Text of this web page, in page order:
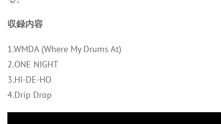
収録内容
1.WMDA (Where My Drums At)
2.ONE NIGHT
3.HI-DE-HO
4.Drip Drop